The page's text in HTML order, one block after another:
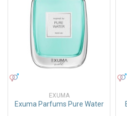
EXUMA
Exuma Parfums Pure Water